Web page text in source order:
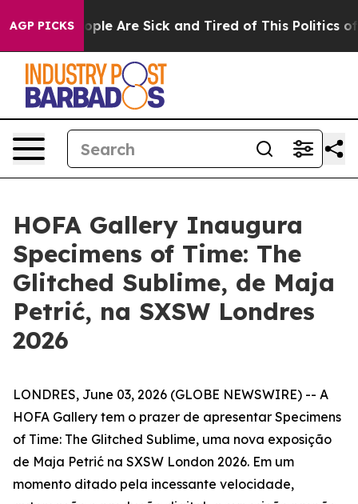
AGP PICKS
Win: “People Are Sick and Tired of This Politics of
HOFA Gallery Inaugura
Specimens of Time: The
Glitched Sublime, de Maja
Petrić, na SXSW Londres
2026
LONDRES, June 03, 2026 (GLOBE NEWSWIRE) -- A
HOFA Gallery tem o prazer de apresentar Specimens
of Time: The Glitched Sublime, uma nova exposição
de Maja Petrić na SXSW London 2026. Em um
momento ditado pela incessante velocidade,